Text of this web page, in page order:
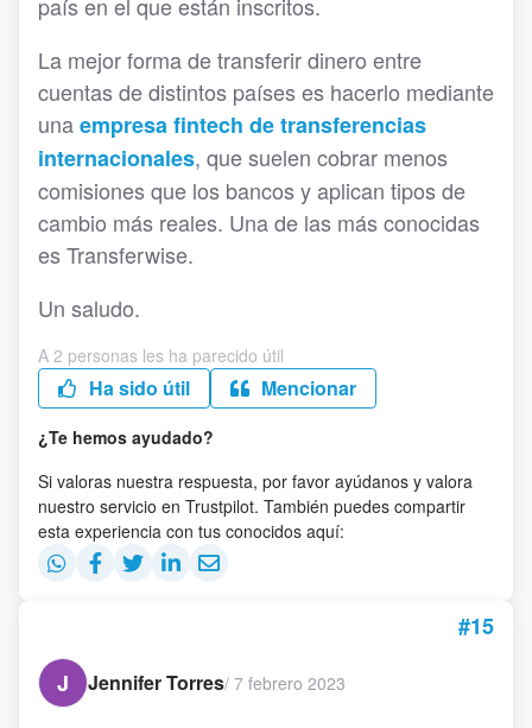
La mejor forma de transferir dinero entre
cuentas de distintos países es hacerlo mediante
unaempresa fintech de transferencias
internacionales, que suelen cobrar menos
comisiones que los bancos y aplican tipos de
cambio más reales. Una de las más conocidas
es Transferwise.
Un saludo.
A 2 personas les ha parecido útil
Ha sido útil Mencionar
¿Te hemos ayudado?
Si valoras nuestra respuesta, por favor ayúdanos y valora
nuestro servicio en Trustpilot. También puedes compartir
esta experiencia con tus conocidos aquí:
#15
J
Jennifer Torres/ 7 febrero 2023